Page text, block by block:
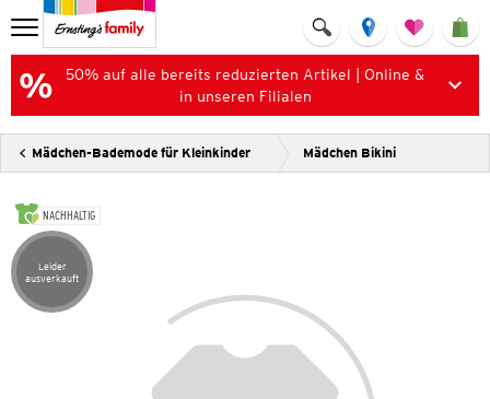
50% auf alle bereits reduzierten Artikel | Online &
in unseren Filialen
Mädchen-Bademode für Kleinkinder Mädchen Bikini
NACHHALTIG
Artikel leider ausverkauft
Leider
ausverkauft